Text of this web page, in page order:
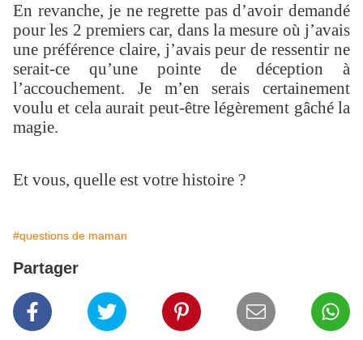
En revanche, je ne regrette pas d’avoir demandé
pour les 2 premiers car, dans la mesure où j’avais
une préférence claire, j’avais peur de ressentir ne
serait-ce qu’une pointe de déception à
l’accouchement. Je m’en serais certainement
voulu et cela aurait peut-être légèrement gâché la
magie.
Et vous, quelle est votre histoire ?
#questions de maman
Partager